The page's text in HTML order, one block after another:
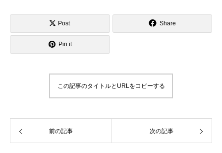
Post Share
Pin it
この記事のタイトルとURLをコピーする
前の記事 次の記事